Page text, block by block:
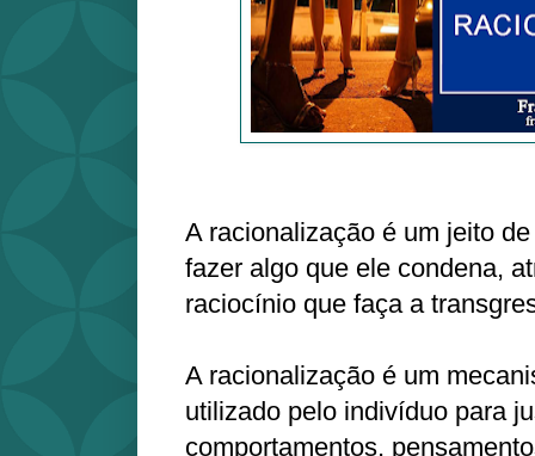
A racionalização é um jeito
fazer algo que ele condena,
raciocínio que faça a
A racionalização é um
utilizado pelo indivíduo para
comportamentos,